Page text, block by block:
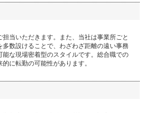
担当いただきます。また、当社は事業所ごと
多数設けることで、わざわざ距離の遠い事務
能な現場密着型のスタイルです。総合職での
に転勤の可能性があります。